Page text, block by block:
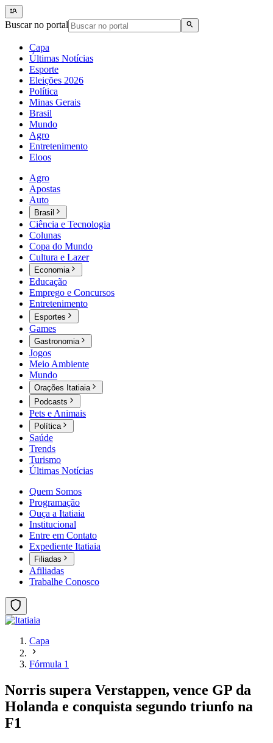
Buscar no portal
Capa
Últimas Notícias
Esporte
Eleições 2026
Política
Minas Gerais
Brasil
Mundo
Agro
Entretenimento
Eloos
Agro
Apostas
Auto
Brasil
Ciência e Tecnologia
Colunas
Copa do Mundo
Cultura e Lazer
Economia
Educação
Emprego e Concursos
Entretenimento
Esportes
Games
Gastronomia
Jogos
Meio Ambiente
Mundo
Orações Itatiaia
Podcasts
Pets e Animais
Política
Saúde
Trends
Turismo
Últimas Notícias
Quem Somos
Programação
Ouça a Itatiaia
Institucional
Entre em Contato
Expediente Itatiaia
Filiadas
Afiliadas
Trabalhe Conosco
Capa
Fórmula 1
Norris supera Verstappen, vence GP da
Holanda e conquista segundo triunfo na
F1